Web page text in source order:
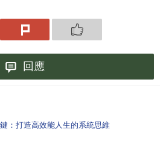
回應
：打造高效能人生的系統思維